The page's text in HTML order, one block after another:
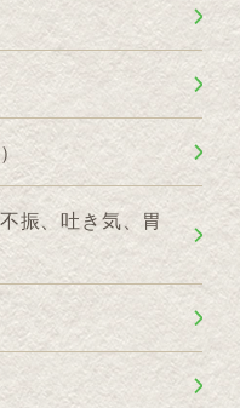
振、吐き気、胃